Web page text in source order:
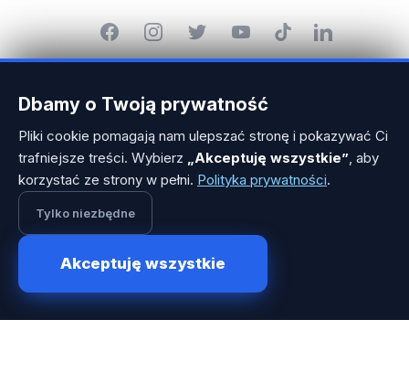
FacebookInstagramTwitterYouTubeTikTokLinkedIn
Dbamy o Twoją prywatność
Pliki cookie pomagają nam ulepszać stronę i pokazywać Ci
trafniejsze treści. Wybierz „Akceptuję wszystkie”, aby
korzystać ze strony w pełni. Polityka prywatności.
Tylko niezbędne
Akceptuję wszystkie
Współpraca z influencerami może
dać świetne efekty. Chcesz
poznać naszych specjalistów?